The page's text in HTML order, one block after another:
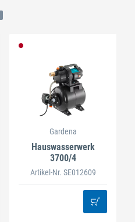
Gardena
Hauswasserwerk
3700/4
Artikel-Nr. SE012609